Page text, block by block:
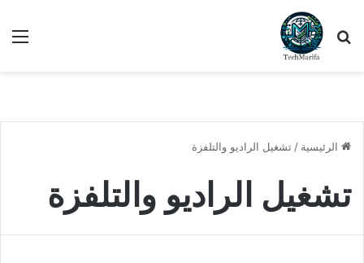
بحث عن
الرئيسية / تشغيل الراديو والتلفزة
تشغيل الراديو والتلفزة